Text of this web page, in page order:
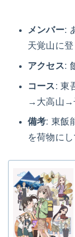
メンバー:
天覚山に登
アクセス:
コース : 東
→大高山→
備考: 東飯
を荷物に